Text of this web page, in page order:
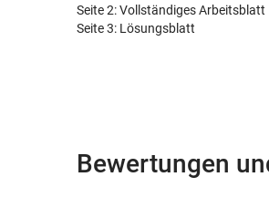
Seite 2: Vollständiges Arbeitsblatt
Seite 3: Lösungsblatt
Bewertungen